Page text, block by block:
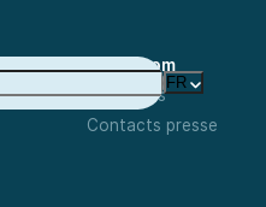
FR
Newsroom
Actualités
Contacts presse